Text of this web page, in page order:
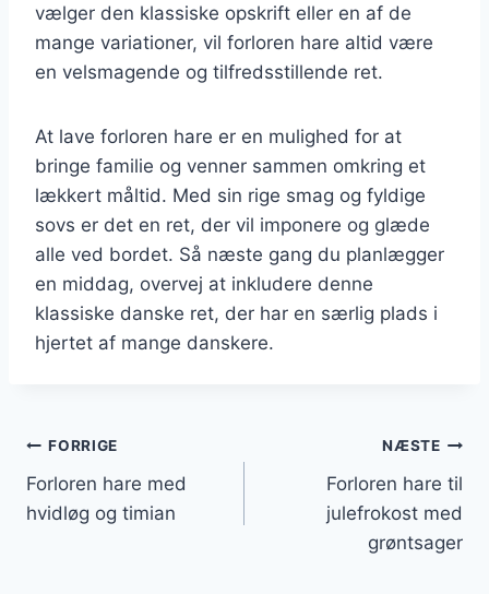
vælger den klassiske opskrift eller en af de
mange variationer, vil forloren hare altid være
en velsmagende og tilfredsstillende ret.
At lave forloren hare er en mulighed for at
bringe familie og venner sammen omkring et
lækkert måltid. Med sin rige smag og fyldige
sovs er det en ret, der vil imponere og glæde
alle ved bordet. Så næste gang du planlægger
en middag, overvej at inkludere denne
klassiske danske ret, der har en særlig plads i
hjertet af mange danskere.
Indlægsnavigation
FORRIGE
Forloren hare med
hvidløg og timian
NÆSTE
Forloren hare til
julefrokost med
grøntsager